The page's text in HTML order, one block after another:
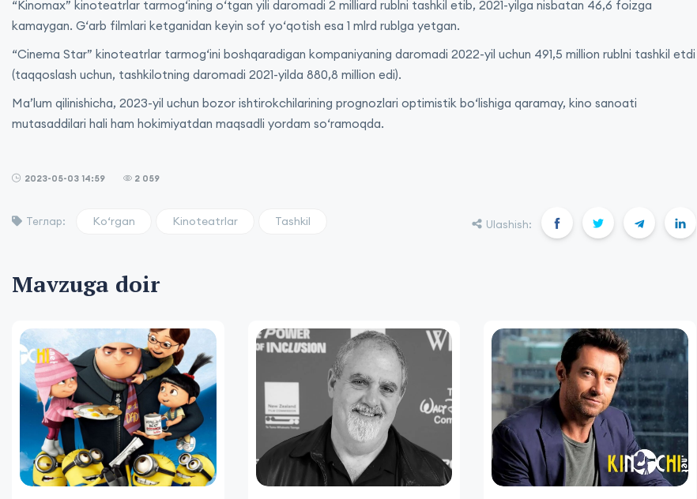
“Kinomax” kinoteatrlar tarmogʻining oʻtgan yili daromadi 2 milliard rublni tashkil etib, 2021-yilga nisbatan 46,6 foizga
kamaygan. Gʻarb filmlari ketganidan keyin sof yoʻqotish esa 1 mlrd rublga yetgan.
“Cinema Star” kinoteatrlar tarmogʻini boshqaradigan kompaniyaning daromadi 2022-yil uchun 491,5 million rublni tashkil etdi
(taqqoslash uchun, tashkilotning daromadi 2021-yilda 880,8 million edi).
Maʼlum qilinishicha, 2023-yil uchun bozor ishtirokchilarining prognozlari optimistik boʻlishiga qaramay, kino sanoati
mutasaddilari hali ham hokimiyatdan maqsadli yordam soʻramoqda.
2023-05-03 14:59 2 059
Теглар: Koʻrgan Kinoteatrlar Tashkil Ulashish:
Mavzuga doir